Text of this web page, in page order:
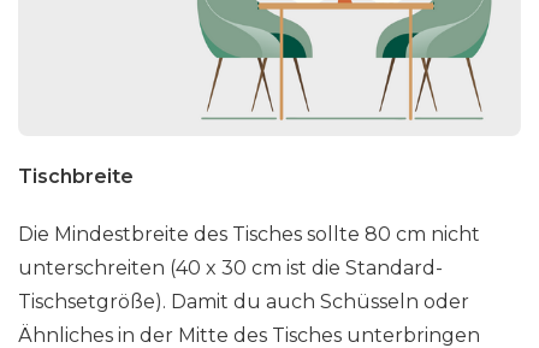
Tischbreite
Die Mindestbreite des Tisches sollte 80 cm nicht
unterschreiten (40 x 30 cm ist die Standard-
Tischsetgröße). Damit du auch Schüsseln oder
Ähnliches in der Mitte des Tisches unterbringen